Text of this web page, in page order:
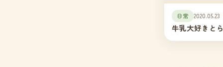
日常 2020.05.23
牛乳大好きと